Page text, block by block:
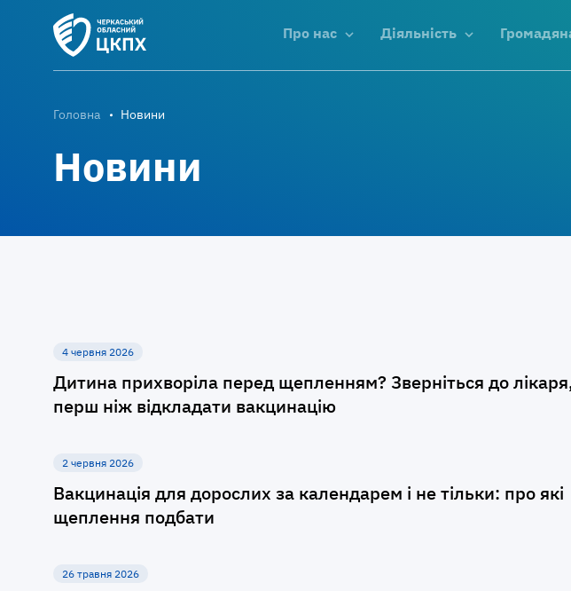
Про нас Діяльність
Головна Новини
Новини
4 червня 2026
Дитина прихворіла перед щепленням? Зверніться до
перш ніж відкладати вакцинацію
2 червня 2026
Вакцинація для дорослих за календарем і не тільки: про які
щеплення подбати
26 травня 2026